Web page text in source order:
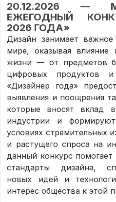
20.12.2026 —
ЕЖЕГОДНЫЙ
2026 ГОДА»
Дизайн занимает
мире, оказывая
жизни — от предметов
цифровых продуктов и
«Дизайнер года»
выявления и поощрения
которые вносят вклад
индустрии и
условиях стремительных
и растущего спроса на
данный конкурс
стандарты дизайна,
новых идей и
интерес общества к этой